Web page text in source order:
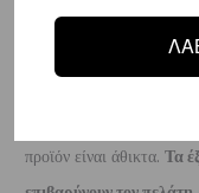
Επιστροφές
Επιστροφές είναι
προϊόν είναι άθικτα. Τα